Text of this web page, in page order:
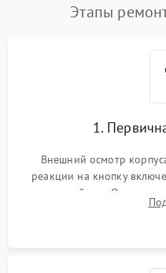
Этапы
1.
Внешний осмотр
реакции на кнопку
устройства. Оценка
лабораторного блока